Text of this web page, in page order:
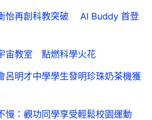
怡再創科教突破 AI Buddy 首登
宙教室 點燃科學火花
呂明才中學學生發明珍珠奶茶機獲
慢：觀功同學享受輕鬆校園運動